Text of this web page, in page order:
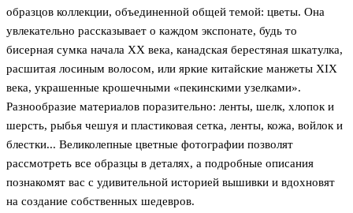
образцов коллекции, объединенной общей темой: цветы. Она
увлекательно рассказывает о каждом экспонате, будь то
бисерная сумка начала XX века, канадская берестяная шкатулка,
расшитая лосиным волосом, или яркие китайские манжеты XIX
века, украшенные крошечными «пекинскими узелками».
Разнообразие материалов поразительно: ленты, шелк, хлопок и
шерсть, рыбья чешуя и пластиковая сетка, ленты, кожа, войлок и
блестки... Великолепные цветные фотографии позволят
рассмотреть все образцы в деталях, а подробные описания
познакомят вас с удивительной историей вышивки и вдохновят
на создание собственных шедевров.